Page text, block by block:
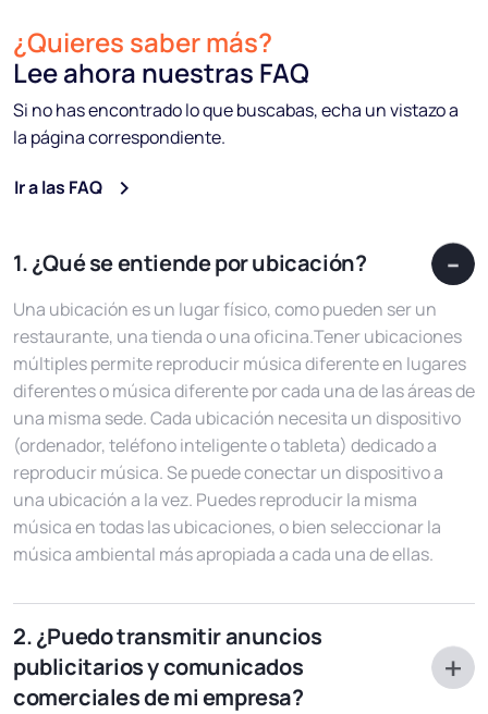
¿Quieres saber más?
Lee ahora nuestras FAQ
Si no has encontrado lo que buscabas, echa un vistazo a
la página correspondiente.
Ir a las FAQ
1. ¿Qué se entiende por ubicación?
Una ubicación es un lugar físico, como pueden ser un
restaurante, una tienda o una oficina.Tener ubicaciones
múltiples permite reproducir música diferente en lugares
diferentes o música diferente por cada una de las áreas de
una misma sede. Cada ubicación necesita un dispositivo
(ordenador, teléfono inteligente o tableta) dedicado a
reproducir música. Se puede conectar un dispositivo a
una ubicación a la vez. Puedes reproducir la misma
música en todas las ubicaciones, o bien seleccionar la
música ambiental más apropiada a cada una de ellas.
2. ¿Puedo transmitir anuncios
publicitarios y comunicados
comerciales de mi empresa?